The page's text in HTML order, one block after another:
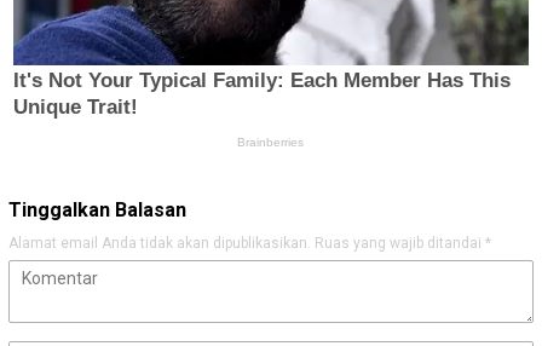
Tinggalkan Balasan
Alamat email Anda tidak akan dipublikasikan. Ruas yang wajib ditandai *